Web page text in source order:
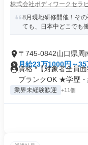
株式会社ボディワークセラ
8月現地研修開催！そ
ても、日本中どこでも
〒745-0842山口県周
月給23万1000円～35
資格 *【対象者全員
ブランクOK ★学歴・
業界未経験歓迎 +11個